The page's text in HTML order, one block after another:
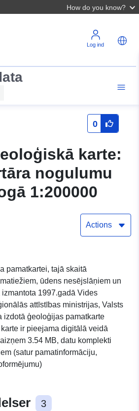
How do you know?
Log ind
0
karte:
nogulumu
1:200000
Actions
pamatkartei, tajā skaitā
ūdens nesējslāņiem un
1997.gadā Vides
attīstības ministrijas, Valsts
izdotā ģeoloģijas pamatkarte
ir pieejama digitālā veidā
3.54 MB, datu komplekti
(satur pamatinformāciju,
3